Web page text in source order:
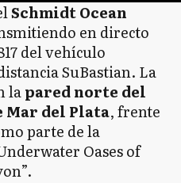
Schmidt Ocean
en directo
del vehículo
SuBastian. La
lapared norte del
Mar del Plata, frente
parte de la
Oases of